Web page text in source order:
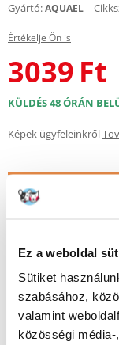
Ez a weboldal
Sütiket
szabásához,
valamint
közösségi
Gyártó:AQUAEL
Értékelje Ön is
3039 Ft
KÜLDÉS 48 ÓRÁN
Képek ügyfeleinkről
Leírás
készül. A gondosan
Aquael CarboMAX
tulajdonságokkal
vízben oldott mérgező
nehézfémionokat és a
Eltávolítja a